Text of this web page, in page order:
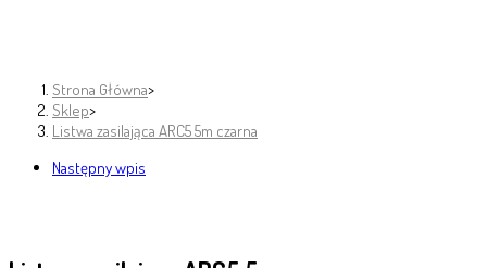
Strona Główna>
Sklep>
Listwa zasilająca ARC5 5m czarna
Następny wpis